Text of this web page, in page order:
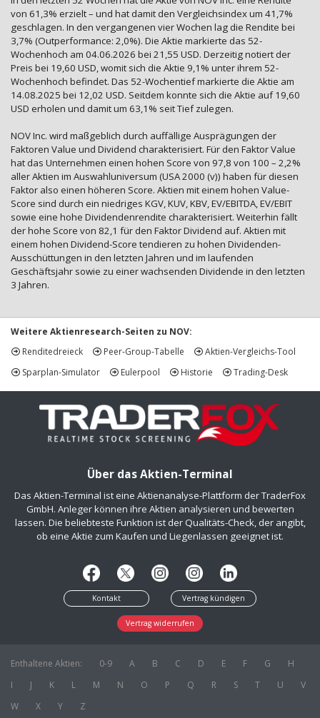
von 61,3% erzielt – und hat damit den Vergleichsindex um 41,7%
geschlagen. In den vergangenen vier Wochen lag die Rendite bei
3,7% (Outperformance: 2,0%). Die Aktie markierte das 52-
Wochenhoch am 04.06.2026 bei 21,55 USD. Derzeitig notiert der
Preis bei 19,60 USD, womit sich die Aktie 9,1% unter ihrem 52-
Wochenhoch befindet. Das 52-Wochentief markierte die Aktie am
14.08.2025 bei 12,02 USD. Seitdem konnte sich die Aktie auf 19,60
USD erholen und damit um 63,1% seit Tief zulegen.
NOV Inc. wird maßgeblich durch auffällige Ausprägungen der
Faktoren Value und Dividend charakterisiert. Für den Faktor Value
hat das Unternehmen einen hohen Score von 97,8 von 100 – 2,2%
aller Aktien im Auswahluniversum (USA 2000 (v)) haben für diesen
Faktor also einen höheren Score. Aktien mit einem hohen Value-
Score sind durch ein niedriges KGV, KUV, KBV, EV/EBITDA, EV/EBIT
sowie eine hohe Dividendenrendite charakterisiert. Weiterhin fällt
der hohe Score von 82,1 für den Faktor Dividend auf. Aktien mit
einem hohen Dividend-Score tendieren zu hohen Dividenden-
Ausschüttungen in den letzten Jahren und im laufenden
Geschäftsjahr sowie zu einer wachsenden Dividende in den letzten
3 Jahren.
Weitere Aktienresearch-Seiten zu NOV:
Renditedreieck
Peer-Group-Tabelle
Aktien-Vergleichs-Tool
Sparplan-Simulator
Eulerpool Historie Trading-Desk
Über das Aktien-Terminal
Das Aktien-Terminal ist eine Aktienanalyse-Plattform der TraderFox
GmbH. Anleger können ihre Aktien analysieren und bewerten
lassen. Die beliebteste Funktion ist der Qualitäts-Check, der angibt,
ob eine Aktie zum Kaufen und Liegenlassen geeignet ist.
Kontakt Vertrag kündigen
Vertrag widerrufen
Enthaltene Aktien: 0-9 A B C D E F G
H
I
J K L M N O P Q R S T U
V
W
X Y Z